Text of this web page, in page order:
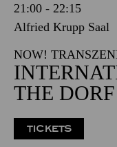
Samstag
07.11.2026
21:00 - 22:15
Alfried Krupp Saal
NOW!
THE DORF